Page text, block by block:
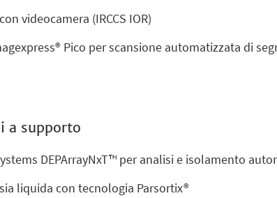
videocamera (IRCCS IOR)
Pico per scansione automatizzata di
a supporto
DEPArrayNxT™ per analisi e isolamento
liquida con tecnologia Parsortix®